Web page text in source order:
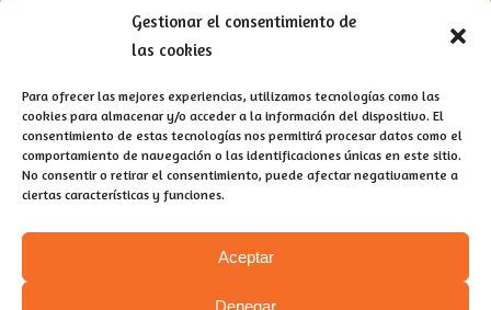
Gestionar el consentimiento de
las cookies
Para ofrecer las mejores experiencias, utilizamos tecnologías como las
cookies para almacenar y/o acceder a la información del dispositivo. El
consentimiento de estas tecnologías nos permitirá procesar datos como el
comportamiento de navegación o las identificaciones únicas en este sitio.
No consentir o retirar el consentimiento, puede afectar negativamente a
ciertas características y funciones.
Aceptar
Denegar
Productos
Parques Infantiles
Parques de Madera
Parques Adaptados